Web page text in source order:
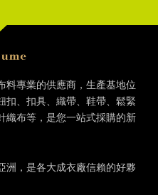
料專業的供應商，生產基地位
扣、扣具、織帶、鞋帶、鬆緊
織布等，是您一站式採購的新
洲，是各大成衣廠信賴的好夥